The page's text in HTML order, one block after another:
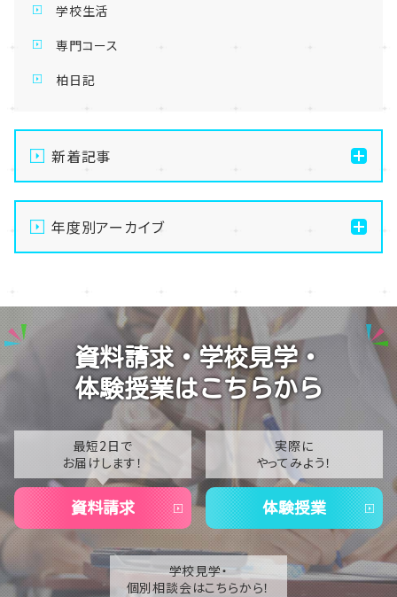
学校生活
専門コース
柏日記
新着記事
【柏】明日からは新学期ですね！
【柏】４月新入学・転編入学生募集
【柏】AI大学進学コースブログ ★通信制大学情報★
【柏】 卒業証書授与式
年度別アーカイブ
2025
2024
2023
2021
2020
資料請求・学校見学・
体験授業はこちらから
最短2日で
お届けします！
資料請求
実際に
やってみよう！
体験授業
学校見学・
個別相談会はこちらから！